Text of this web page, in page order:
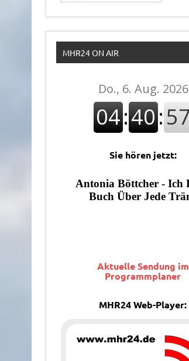
MHR24 ON AIR
Sie hören jetzt:
Aktuelle Sendung im
Programmplaner
MHR24 Web-Player: